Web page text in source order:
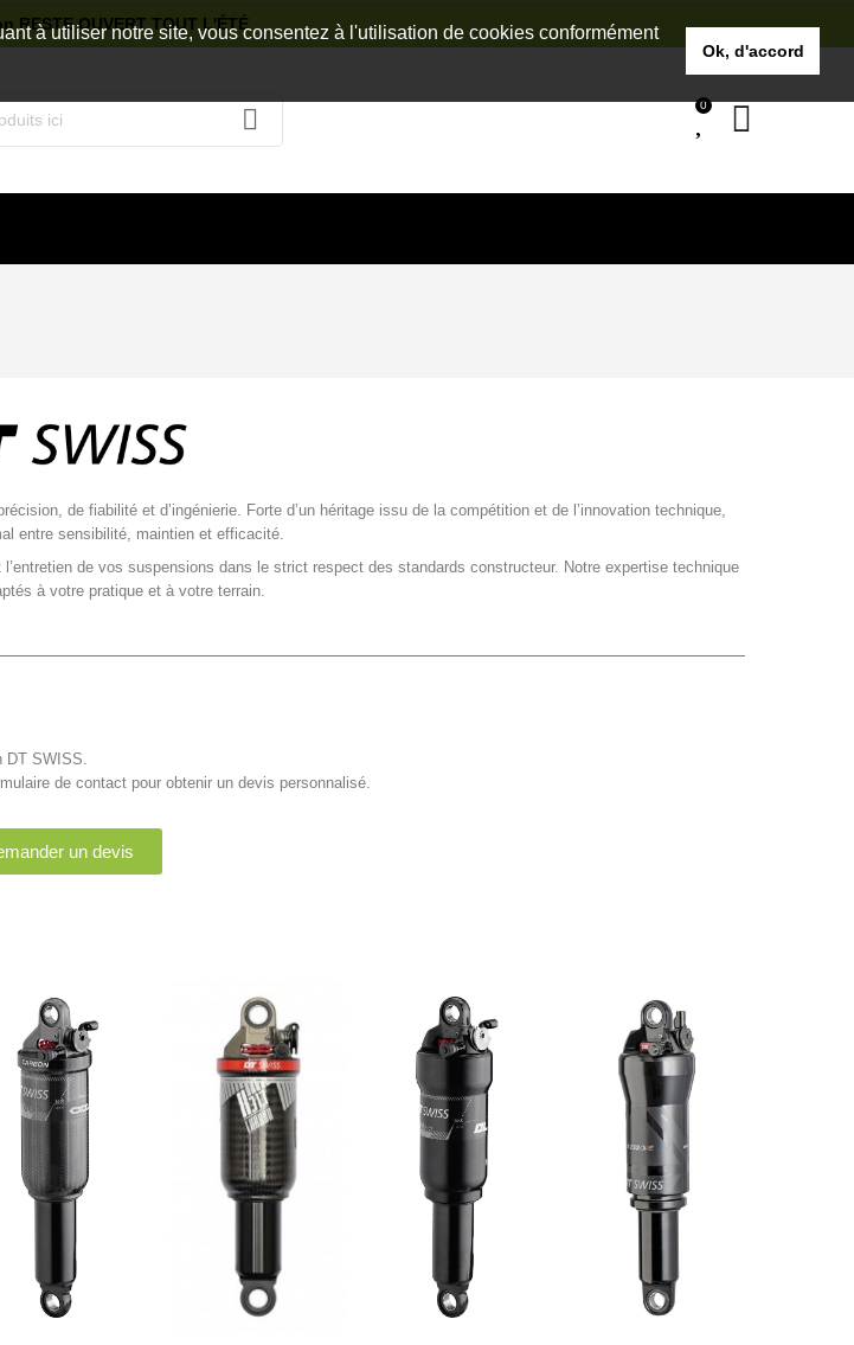
à utiliser notre site, vous consentez à l'utilisation de cookies conformément
Ok, d'accord
RESTE OUVERT TOUT L'ÉTÉ
0
de fiabilité et d’ingénierie. Forte d’un héritage issu de la compétition et de l’innovation technique,
entre sensibilité, maintien et efficacité.
de vos suspensions dans le strict respect des standards constructeur. Notre expertise technique
à votre pratique et à votre terrain.
SWISS.
de contact pour obtenir un devis personnalisé.
un devis